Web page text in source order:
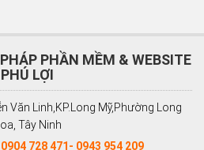
PHẦN MỀM & WEBSITE
PHÚ LỢI
Văn Linh,KP.Long Mỹ,Phường Long
Tây Ninh
728 471- 0943 954 209